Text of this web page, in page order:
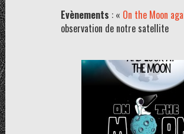
Evènements : « On the Moon
observation de notre satellite